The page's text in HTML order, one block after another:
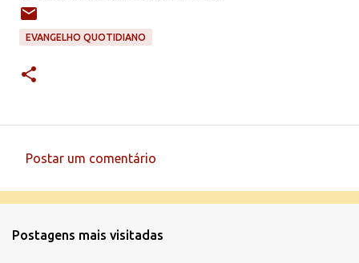
EVANGELHO QUOTIDIANO
e
Postar um comentário
Postagens mais visitadas